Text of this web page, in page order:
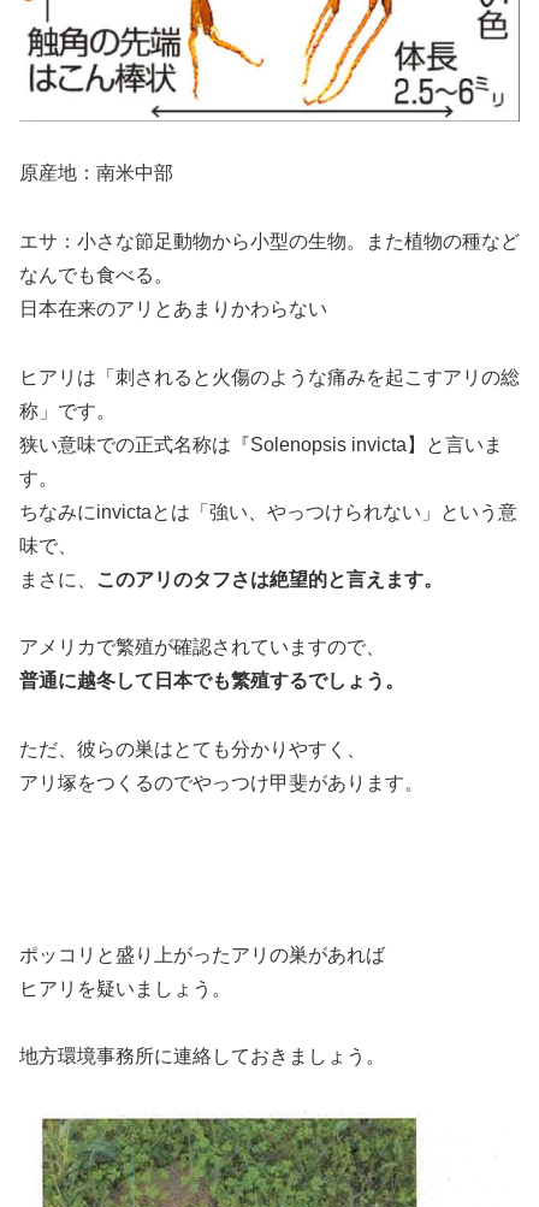
原産地：南米中部
エサ：小さな節足動物から小型の生物。また植物の種など
なんでも食べる。
日本在来のアリとあまりかわらない
ヒアリは「刺されると火傷のような痛みを起こすアリの総
称」です。
狭い意味での正式名称は『Solenopsis invicta】と言いま
す。
ちなみにinvictaとは「強い、やっつけられない」という意
味で、
まさに、
このアリのタフさは絶望的と言えます。
アメリカで繁殖が確認されていますので、
普通に越冬して日本でも繁殖するでしょう。
ただ、彼らの巣はとても分かりやすく、
アリ塚をつくるのでやっつけ甲斐があります。
ポッコリと盛り上がったアリの巣があれば
ヒアリを疑いましょう。
地方環境事務所に連絡しておきましょう。